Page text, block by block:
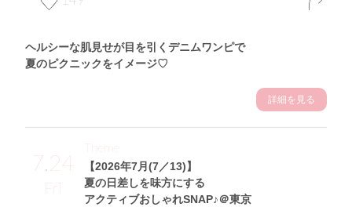
ヘルシーな肌見せが目を引くデニムワンピで
夏のピクニックをイメージ♡
詳細を見る
7.24
Fri
【2026年7月(7／13)】
夏の日差しを味方にする
アクティブおしゃれSNAP♪＠東京
Theme